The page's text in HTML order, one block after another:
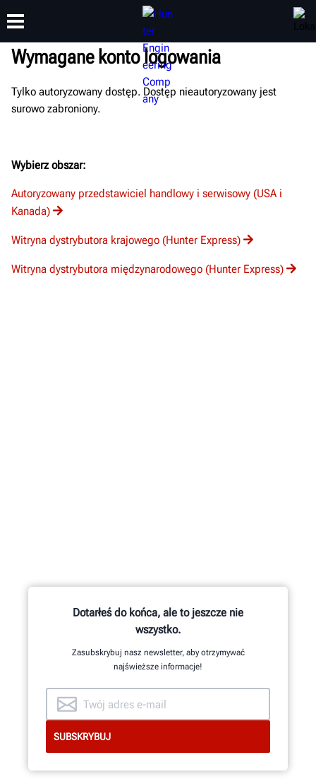
SZKOLENIA
Wymagane konto logowania
Tylko autoryzowany dostęp. Dostęp nieautoryzowany jest
surowo zabroniony.
Wybierz obszar:
Autoryzowany przedstawiciel handlowy i serwisowy (USA i
Kanada)
Witryna dystrybutora krajowego (Hunter Express)
Witryna dystrybutora międzynarodowego (Hunter Express)
Dotarłeś do końca, ale to jeszcze nie
wszystko.
Zasubskrybuj nasz newsletter, aby otrzymywać
najświeższe informacje!